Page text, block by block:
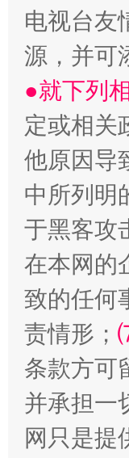
电视台友
源，并可
●就下列
定或相关
他原因导
中所列明
于黑客攻
在本网的
致的任何
责情形；
条款方可
并承担一
网只是提